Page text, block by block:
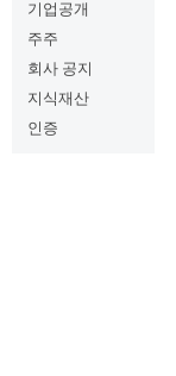
기업공개
주주
회사 공지
지식재산
인증